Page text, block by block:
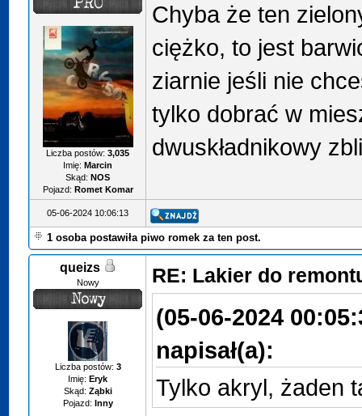
Liczba postów:3,035
Imię: Marcin
Skąd: NOS
Pojazd: Romet Komar
Chyba że ten
ciężko, to jest
ziarnie jeśli nie
tylko dobrać w
dwuskładnikowy
05-06-2024 10:06:13
1 osoba postawiła piwo romek za ten post.
queizs
Nowy
Liczba postów: 3
Imię: Eryk
Skąd: Ząbki
Pojazd: Inny
RE: Lakier do
(05-06-2024
napisał(a):
Tylko akryl, żaden